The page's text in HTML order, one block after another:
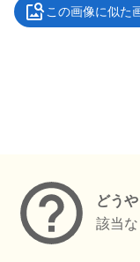
この画像に似た
どう
該当な